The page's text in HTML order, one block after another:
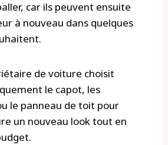
car ils peuvent ensuite
à nouveau dans quelques
de voiture choisit
le capot, les
le panneau de toit pour
un nouveau look tout en